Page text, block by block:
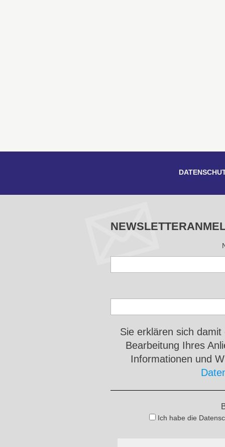
Sie erklären sich
Bearbeitung Ihres
Informationen und
Ich habe die